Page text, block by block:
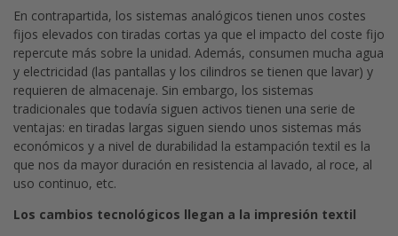
En contrapartida, los sistemas analógicos tienen unos costes
fijos elevados con tiradas cortas ya que el impacto del coste fijo
repercute más sobre la unidad. Además, consumen mucha agua
y electricidad (las pantallas y los cilindros se tienen que lavar) y
requieren de almacenaje. Sin embargo, los sistemas
tradicionales que todavía siguen activos tienen una serie de
ventajas: en tiradas largas siguen siendo unos sistemas más
económicos y a nivel de durabilidad la estampación textil es la
que nos da mayor duración en resistencia al lavado, al roce, al
uso continuo, etc.
Los cambios tecnológicos llegan a la impresión textil